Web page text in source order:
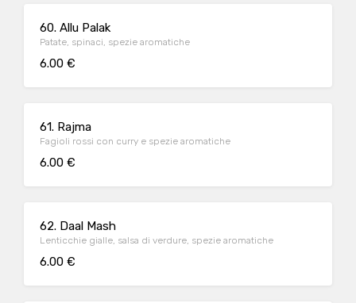
60. Allu Palak
Patate, spinaci, spezie aromatiche
6.00 €
61. Rajma
Fagioli rossi con curry e spezie aromatiche
6.00 €
62. Daal Mash
Lenticchie gialle, salsa di verdure, spezie aromatiche
6.00 €